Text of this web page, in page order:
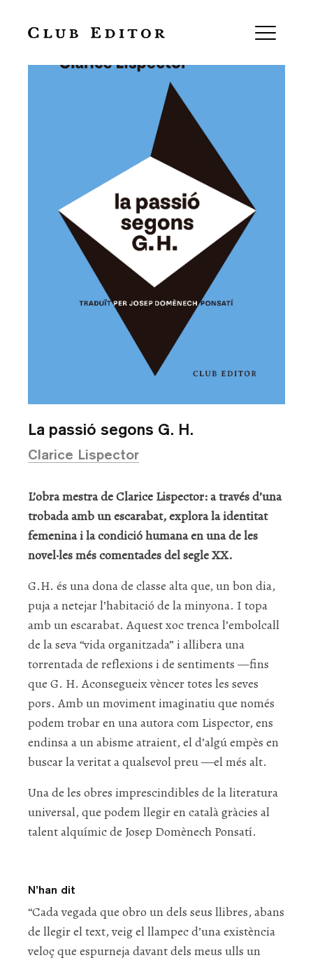
La passió segons G. H.
Clarice Lispector
L’obra mestra de Clarice Lispector: a través d’una
trobada amb un escarabat, explora la identitat
femenina i la condició humana en una de les
novel·les més comentades del segle XX.
G.H. és una dona de classe alta que, un bon dia,
puja a netejar l’habitació de la minyona. I topa
amb un escarabat. Aquest xoc trenca l’embolcall
de la seva “vida organitzada” i allibera una
torrentada de reflexions i de sentiments —fins
que G. H. Aconsegueix vèncer totes les seves
pors. Amb un moviment imaginatiu que només
podem trobar en una autora com Lispector, ens
endinsa a un abisme atraient, el d’algú empès en
buscar la veritat a qualsevol preu ―el més alt.
Una de les obres imprescindibles de la literatura
universal, que podem llegir en català gràcies al
talent alquímic de Josep Domènech Ponsatí.
N’han dit
“Cada vegada que obro un dels seus llibres, abans
de llegir el text, veig el llampec d’una existència
veloç que espurneja davant dels meus ulls un